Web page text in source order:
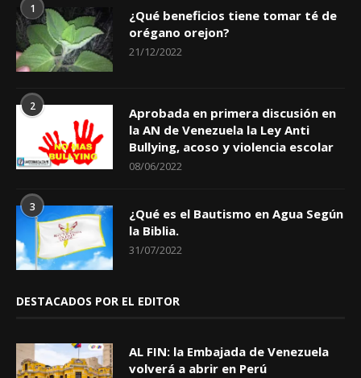
1
¿Qué beneficios tiene tomar té de
orégano orejon?
21/12/2022
2
Aprobada en primera discusión en
la AN de Venezuela la Ley Anti
Bullying, acoso y violencia escolar
08/06/2022
3
¿Qué es el Bautismo en Agua Según
la Biblia.
31/07/2022
DESTACADOS POR EL EDITOR
AL FIN: la Embajada de Venezuela
volverá a abrir en Perú